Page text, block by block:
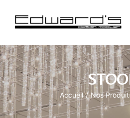
Accueil / Nos